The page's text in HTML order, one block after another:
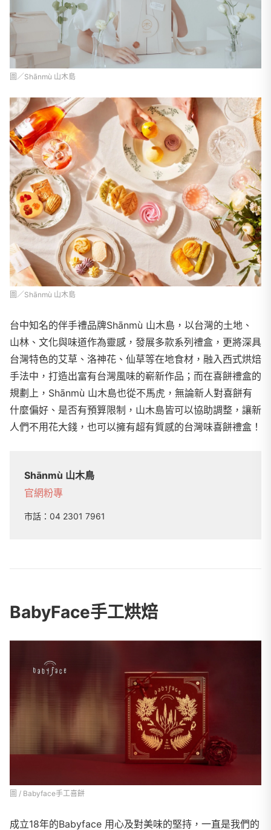
圖／Shānmù 山木島
圖／Shānmù 山木島
台中知名的伴手禮品牌Shānmù 山木島，以台灣的土地、
山林、文化與味道作為靈感，發展多款系列禮盒，更將深具
台灣特色的艾草、洛神花、仙草等在地食材，融入西式烘焙
手法中，打造出富有台灣風味的嶄新作品；而在喜餅禮盒的
規劃上，Shānmù 山木島也從不馬虎，無論新人對喜餅有
什麼偏好、是否有預算限制，山木島皆可以協助調整，讓新
人們不用花大錢，也可以擁有超有質感的台灣味喜餅禮盒！
Shānmù 山木鳥
官網粉專
市話： 04 2301 7961
BabyFace手工烘焙
圖 / Babyface手工喜餅
成立18年的Babyface 用心及對美味的堅持，一直是我們的